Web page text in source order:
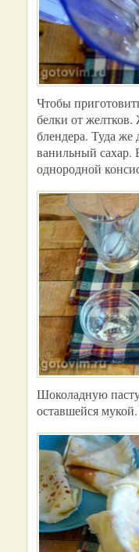
Чтобы
белки от
блендера. Туда же
ванильный сахар.
однородной
Шоколадную
оставшейся